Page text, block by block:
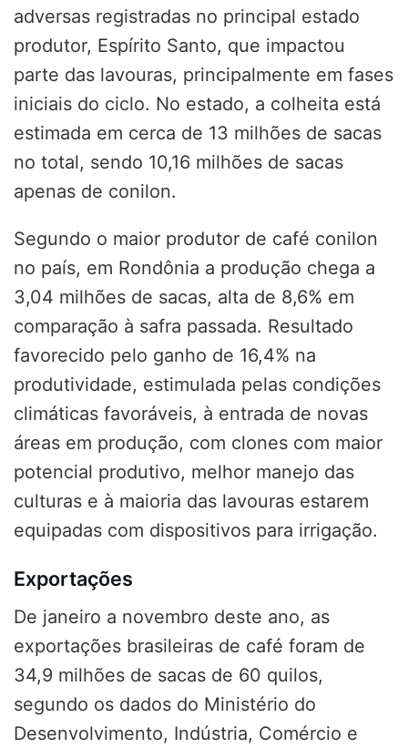
adversas registradas no principal estado
produtor, Espírito Santo, que impactou
parte das lavouras, principalmente em fases
iniciais do ciclo. No estado, a colheita está
estimada em cerca de 13 milhões de sacas
no total, sendo 10,16 milhões de sacas
apenas de conilon.
Segundo o maior produtor de café conilon
no país, em Rondônia a produção chega a
3,04 milhões de sacas, alta de 8,6% em
comparação à safra passada. Resultado
favorecido pelo ganho de 16,4% na
produtividade, estimulada pelas condições
climáticas favoráveis, à entrada de novas
áreas em produção, com clones com maior
potencial produtivo, melhor manejo das
culturas e à maioria das lavouras estarem
equipadas com dispositivos para irrigação.
Exportações
De janeiro a novembro deste ano, as
exportações brasileiras de café foram de
34,9 milhões de sacas de 60 quilos,
segundo os dados do Ministério do
Desenvolvimento, Indústria, Comércio e